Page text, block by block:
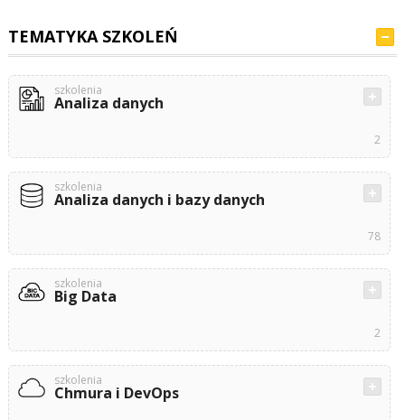
TEMATYKA SZKOLEŃ
szkolenia
Analiza danych
2
szkolenia
Analiza danych i bazy danych
78
szkolenia
Big Data
2
szkolenia
Chmura i DevOps